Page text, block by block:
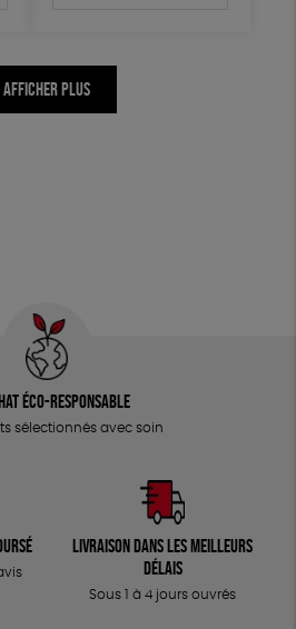
AFFICHER PLUS
éco-responsable
sélectionnés avec soin
Livraison dans les meilleurs
délais
Sous 1 à 4 jours ouvrés